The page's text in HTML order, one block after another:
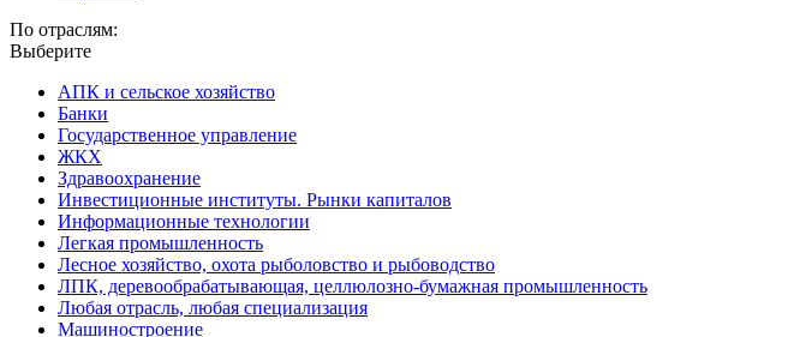
По отраслям:
Выберите
АПК и сельское хозяйство
Банки
Государственное управление
ЖКХ
Здравоохранение
Инвестиционные институты. Рынки капиталов
Информационные технологии
Легкая промышленность
Лесное хозяйство, охота рыболовство и рыбоводство
ЛПК, деревообрабатывающая, целлюлозно-бумажная промышленность
Любая отрасль, любая специализация
Машиностроение